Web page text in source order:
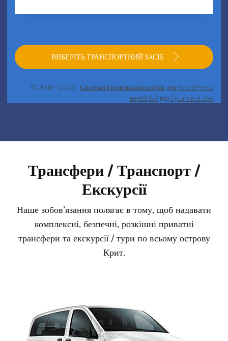
ВИБЕРІТЬ ТРАНСПОРТНИЙ ЗАСІБ
© 2010–2026 · Система бронювання водіїв для WordPress
версії 8.8від QuanticaLabs
Трансфери / Транспорт /
Екскурсії
Наше зобов’язання полягає в тому, щоб надавати
комплексні, безпечні, розкішні приватні
трансфери та екскурсії / тури по всьому острову
Крит.